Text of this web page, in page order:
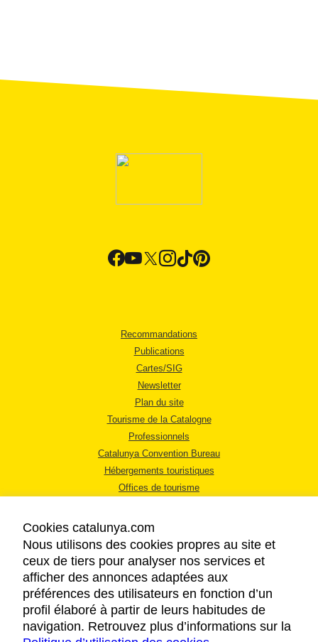
Recommandations
Publications
Cartes/SIG
Newsletter
Plan du site
Tourisme de la Catalogne
Professionnels
Catalunya Convention Bureau
Hébergements touristiques
Offices de tourisme
MENTIONS LÉGALES
RÈGLES DE CONFIDENTIALITÉ
COOKIES
Cookies catalunya.com
Nous utilisons des cookies propres au site et
ceux de tiers pour analyser nos services et
afficher des annonces adaptées aux
préférences des utilisateurs en fonction d’un
profil élaboré à partir de leurs habitudes de
navigation. Retrouvez plus d’informations sur la